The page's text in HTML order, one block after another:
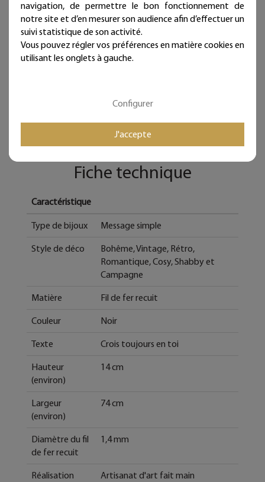
Ces articles sont réservés à la décoration d'intérieur.
Tous les Bijoux de Mur sont traités anticorrosion.
Les commandes sont expédiées sous deux jours ouvrés.
Mieux qu'un sticker ou un autocollant, nos écritures en fil
Fiche technique
Caractéristique
Type de bijoux Message simple
Style de déco
Bohême, Vintage, Rétro,
Romantique, Cosy, Shabby et
Campagne
Matière Fil de fer recuit
Couleur Noir
Texte Crois toujours en toi
Hauteur
(environ)
14 cm
Largeur
(environ)
74 cm
Diamètre du fil
de fer recuit
1,4 mm
Réalisation Artisanat d'art fait main
navigation, de permettre le bon fonctionnement de
notre site et d’en mesurer son audience afin d’effectuer un
suivi statistique de son activité.
Vous pouvez régler vos préférences en matière cookies en
utilisant les onglets à gauche.
Configurer
J'accepte